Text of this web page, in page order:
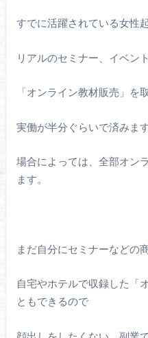
すでに活躍されている女性
リアルのセミナー、イベン
「オンライン教材販売」を
実働が半分ぐらいで済みます
場合によっては、全部オン
ます。
まだ自分にセミナーなどの
自宅やホテルで収録した「
ともできるので